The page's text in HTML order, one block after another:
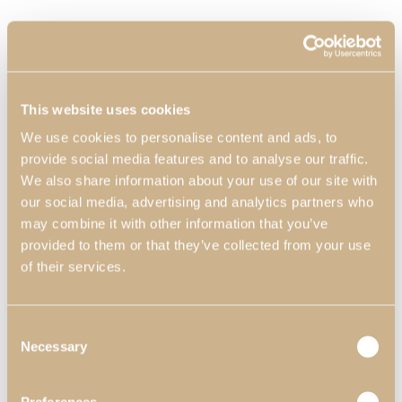
This website uses cookies
We use cookies to personalise content and ads, to
provide social media features and to analyse our traffic.
We also share information about your use of our site with
our social media, advertising and analytics partners who
may combine it with other information that you’ve
provided to them or that they’ve collected from your use
of their services.
Selection
Necessary